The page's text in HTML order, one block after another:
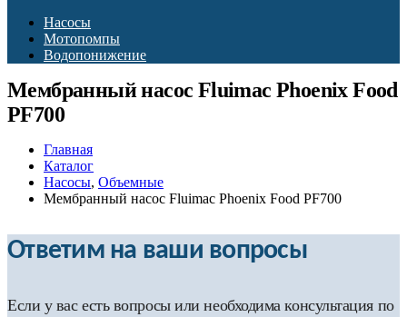
Насосы
Мотопомпы
Водопонижение
Мембранный насос Fluimac Phoenix Food
PF700
Главная
Каталог
Насосы, Объемные
Мембранный насос Fluimac Phoenix Food PF700
Ответим на ваши вопросы
Если у вас есть вопросы или необходима консультация по